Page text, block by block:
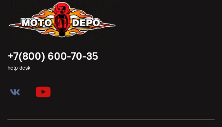
+7(800) 600-70-35
help desk